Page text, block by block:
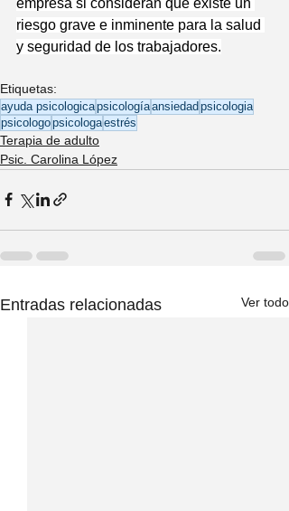
riesgo grave e inminente para la salud
y seguridad de los trabajadores.
Etiquetas:
ayuda psicologicapsicologíaansiedadpsicologia
psicologopsicologaestrés
Terapia de adulto
Psic. Carolina López
Entradas relacionadas Ver todo